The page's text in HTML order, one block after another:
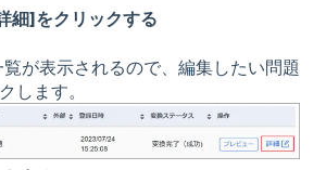
細]をクリックする
が表示されるので、編集したい問題
します。